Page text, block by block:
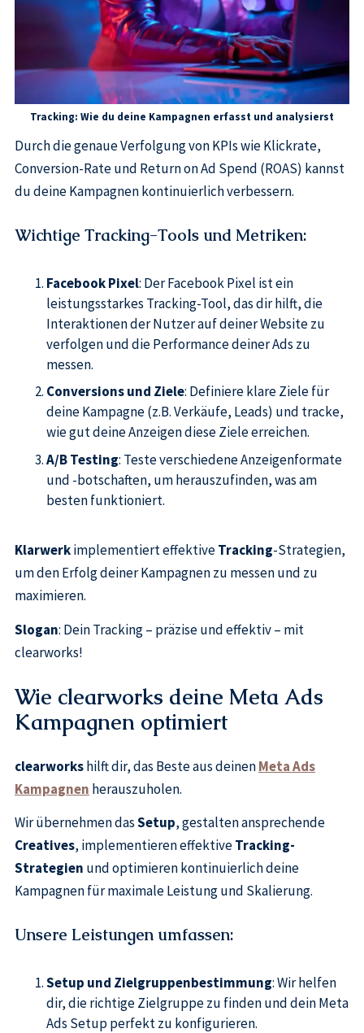
Tracking: Wie du deine Kampagnen erfasst und analysierst
Durch die genaue Verfolgung von KPIs wie Klickrate,
Conversion-Rate und Return on Ad Spend (ROAS) kannst
du deine Kampagnen kontinuierlich verbessern.
Wichtige Tracking-Tools und Metriken:
Facebook Pixel: Der Facebook Pixel ist ein
leistungsstarkes Tracking-Tool, das dir hilft, die
Interaktionen der Nutzer auf deiner Website zu
verfolgen und die Performance deiner Ads zu
messen.
Conversions und Ziele: Definiere klare Ziele für
deine Kampagne (z.B. Verkäufe, Leads) und tracke,
wie gut deine Anzeigen diese Ziele erreichen.
A/B Testing: Teste verschiedene Anzeigenformate
und -botschaften, um herauszufinden, was am
besten funktioniert.
Klarwerkimplementiert effektiveTracking-Strategien,
um den Erfolg deiner Kampagnen zu messen und zu
maximieren.
Slogan: Dein Tracking – präzise und effektiv – mit
clearworks!
Wie clearworks deine Meta Ads
Kampagnen optimiert
clearworkshilft dir, das Beste aus deinenMeta Ads
Kampagnen herauszuholen.
Wir übernehmen dasSetup, gestalten ansprechende
Creatives, implementieren effektiveTracking-
Strategien und optimieren kontinuierlich deine
Kampagnen für maximale Leistung und Skalierung.
Unsere Leistungen umfassen:
Setup und Zielgruppenbestimmung: Wir helfen
dir, die richtige Zielgruppe zu finden und dein Meta
Ads Setup perfekt zu konfigurieren.